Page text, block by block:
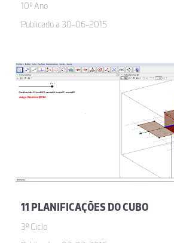
10º Ano
Publicado a 30-06-2015
11 PLANIFICAÇÕES DO CUBO
3º Ciclo